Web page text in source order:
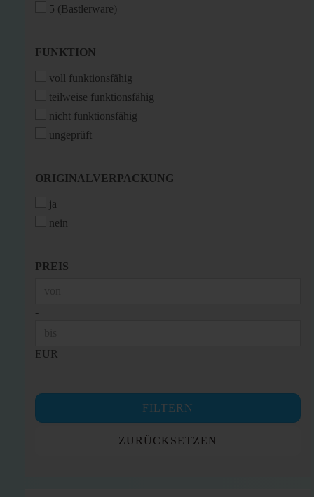
5 (Bastlerware)
FUNKTION
FUNKTION
voll funktionsfähig
teilweise funktionsfähig
nicht funktionsfähig
ungeprüft
ORIGINALVERPACKUNG
ORIGINALVERPACKUNG
ja
nein
PREIS
PREIS
-
EUR
FILTERN
ZURÜCKSETZEN